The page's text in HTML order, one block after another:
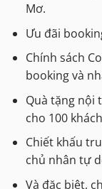
Mơ.
Ưu đãi
Chính sách
booking và
Quà tặng nội
cho 100
Chiết khấu
chủ nhân tự
Và đặc biệt,